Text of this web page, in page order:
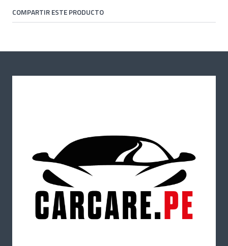
COMPARTIR ESTE PRODUCTO